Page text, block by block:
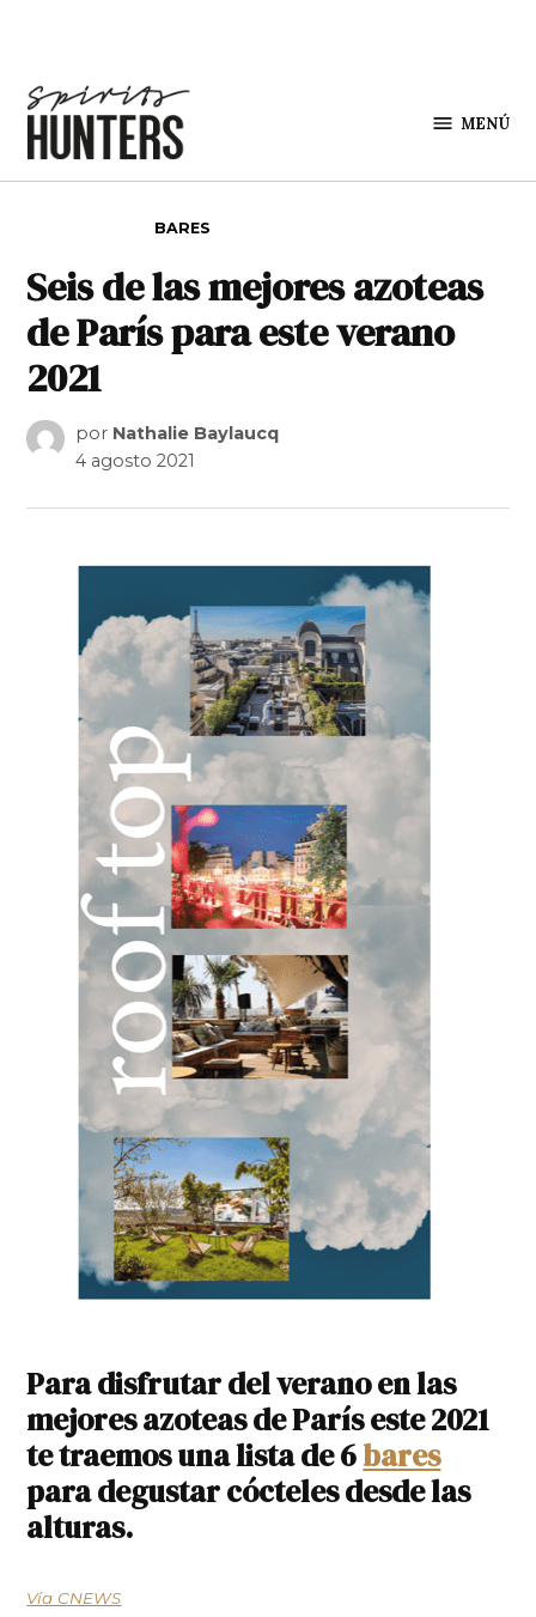
MENÚ
BARES
Seis de las mejores azoteas
de París para este verano
2021
por Nathalie Baylaucq
4 agosto 2021
Para disfrutar del verano en las
mejores azoteas de París este 2021
te traemos una lista de 6bares
para degustar cócteles desde las
alturas.
Vía CNEWS